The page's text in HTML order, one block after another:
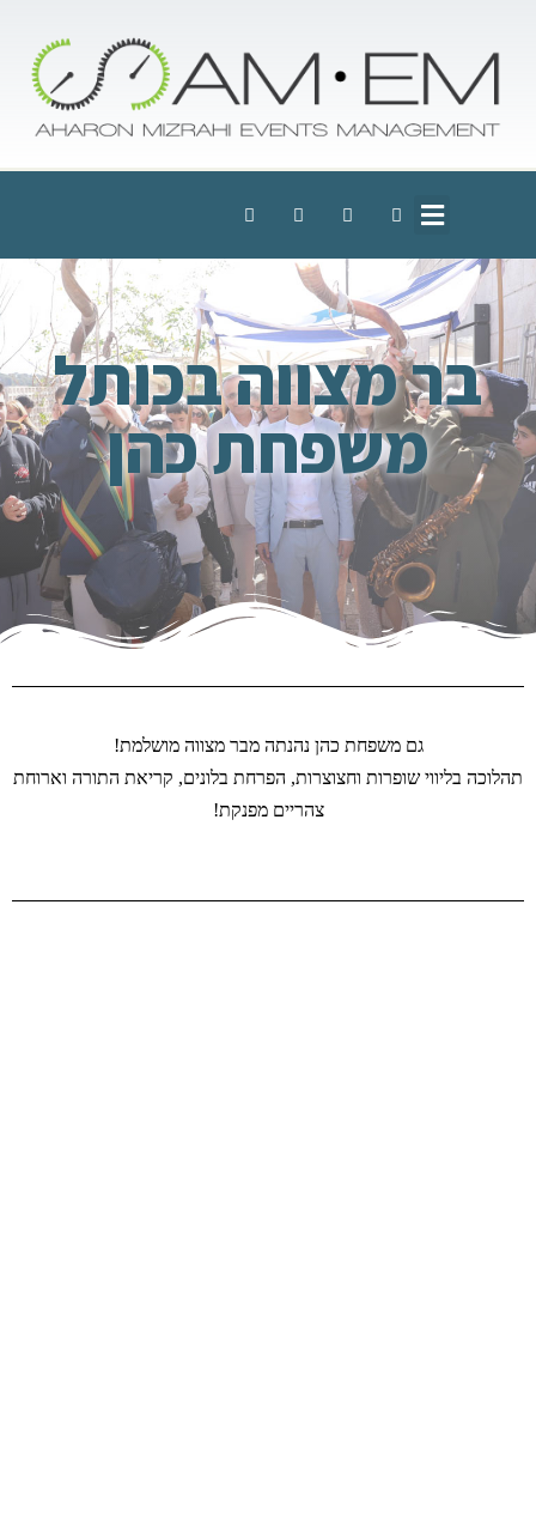
בר מצווה בכותל
משפחת כהן
גם משפחת כהן נהנתה מבר מצווה מושלמת!
תהלוכה בליווי שופרות וחצוצרות, הפרחת בלונים, קריאת התורה וארוחת
צהריים מפנקת!